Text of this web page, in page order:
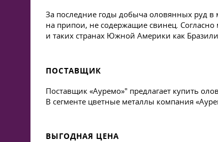
За последние годы добыча оловянных руд в
на припои, не содержащие свинец. Согласно
и таких странах Южной Америки как
ПОСТАВЩИК
Поставщик «Ауремо»" предлагает купить
В сегменте цветные металлы компания
ВЫГОДНАЯ ЦЕНА